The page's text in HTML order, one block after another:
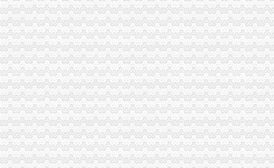
什麽是无纸化报关-深圳报关公司的日志-网易博客
成都公路口岸启动无纸化报关_滚动新闻_新浪财经_新浪网
免费提供无纸化报关抬头核销单报送资料-阿里巴巴专栏
无纸化报关操作流程-福步外贸百科